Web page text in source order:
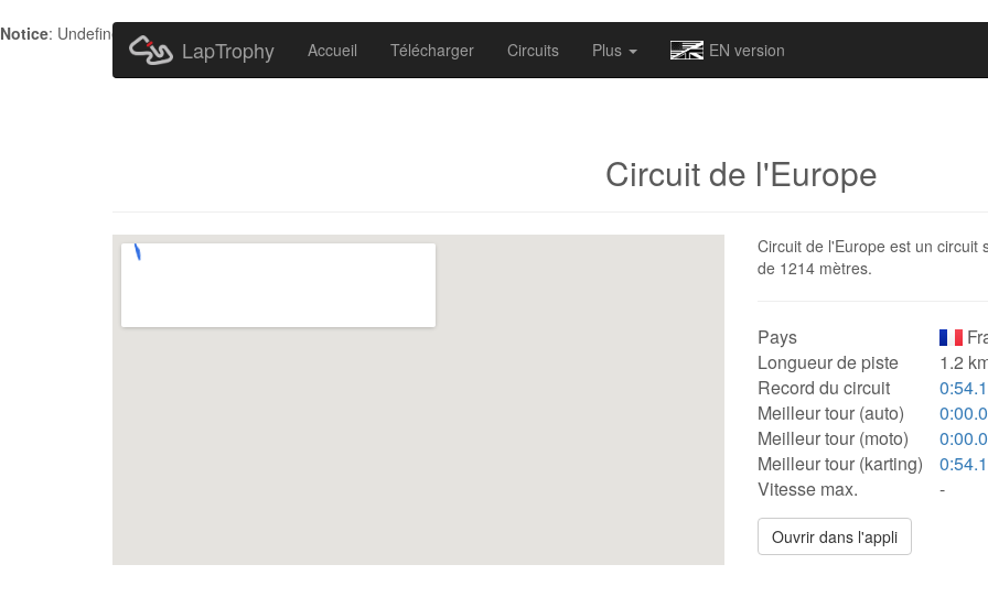
Notice: Undefined index: HTTP_ACCEPT_LANGUAGE in
LapTrophy Accueil Télécharger Circuits Plus EN version
Circuit de l'Europe
Circuit de l'Europe est un circuit
de 1214 mètres.
Pays
Longueur de piste
1.2
Record du circuit
Meilleur tour (auto)
Meilleur tour (moto)
Meilleur tour (karting)
Vitesse max.
-
Ouvrir dans l'appli